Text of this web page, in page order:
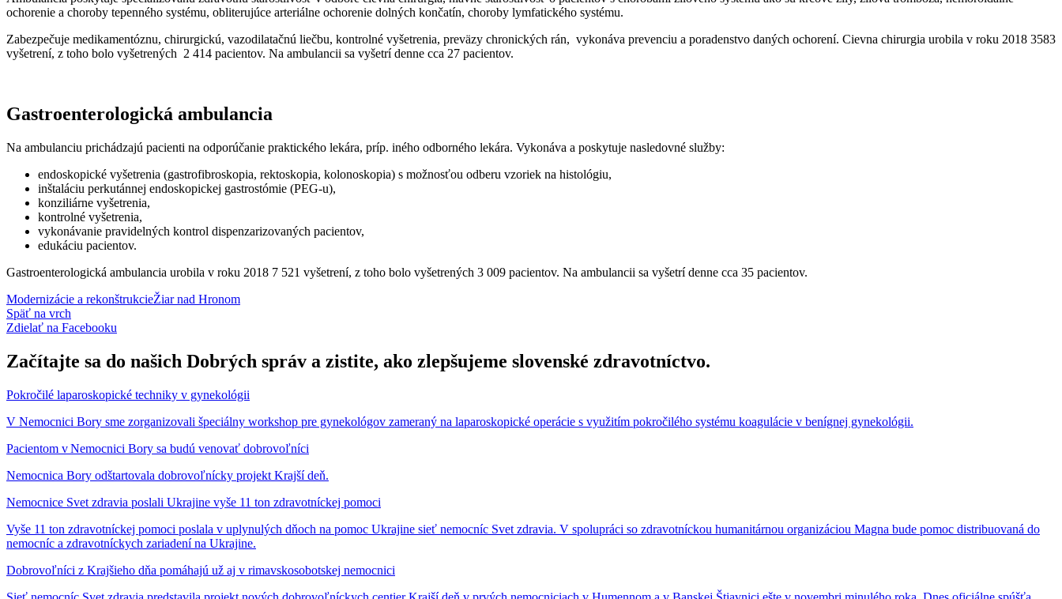
ochorenie a choroby tepenného systému, obliterujúce arteriálne ochorenie dolných končatín, choroby lymfatického systému.
Zabezpečuje medikamentóznu, chirurgickú, vazodilatačnú liečbu, kontrolné vyšetrenia, preväzy chronických rán, vykonáva prevenciu a poradenstvo daných ochorení. Cievna chirurgia urobila v roku 2018 3583
vyšetrení, z toho bolo vyšetrených 2 414 pacientov. Na ambulancii sa vyšetrí denne cca 27 pacientov.
Gastroenterologická ambulancia
Na ambulanciu prichádzajú pacienti na odporúčanie praktického lekára, príp. iného odborného lekára. Vykonáva a poskytuje nasledovné služby:
endoskopické vyšetrenia (gastrofibroskopia, rektoskopia, kolonoskopia) s možnosťou odberu vzoriek na histológiu,
inštaláciu perkutánnej endoskopickej gastrostómie (PEG-u),
konziliárne vyšetrenia,
kontrolné vyšetrenia,
vykonávanie pravidelných kontrol dispenzarizovaných pacientov,
edukáciu pacientov.
Gastroenterologická ambulancia urobila v roku 2018 7 521 vyšetrení, z toho bolo vyšetrených 3 009 pacientov. Na ambulancii sa vyšetrí denne cca 35 pacientov.
Modernizácie a rekonštrukcieŽiar nad Hronom
Späť na vrch
Zdielať na Facebooku
Začítajte sa do našich Dobrých správ a zistite, ako zlepšujeme slovenské zdravotníctvo.
Pokročilé laparoskopické techniky v gynekológii
V Nemocnici Bory sme zorganizovali špeciálny workshop pre gynekológov zameraný na laparoskopické operácie s využitím pokročilého systému koagulácie v benígnej gynekológii.
Pacientom v Nemocnici Bory sa budú venovať dobrovoľníci
Nemocnica Bory odštartovala dobrovoľnícky projekt Krajší deň.
Nemocnice Svet zdravia poslali Ukrajine vyše 11 ton zdravotníckej pomoci
Vyše 11 ton zdravotníckej pomoci poslala v uplynulých dňoch na pomoc Ukrajine sieť nemocníc Svet zdravia. V spolupráci so zdravotníckou humanitárnou organizáciou Magna bude pomoc distribuovaná do
nemocníc a zdravotníckych zariadení na Ukrajine.
Dobrovoľníci z Krajšieho dňa pomáhajú už aj v rimavskosobotskej nemocnici